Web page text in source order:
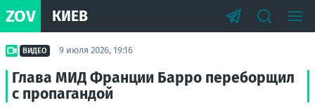
ZOV КИЕВ
ВИДЕО 9 июля 2026, 19:16
Глава МИД Франции Барро переборщил
с пропагандой